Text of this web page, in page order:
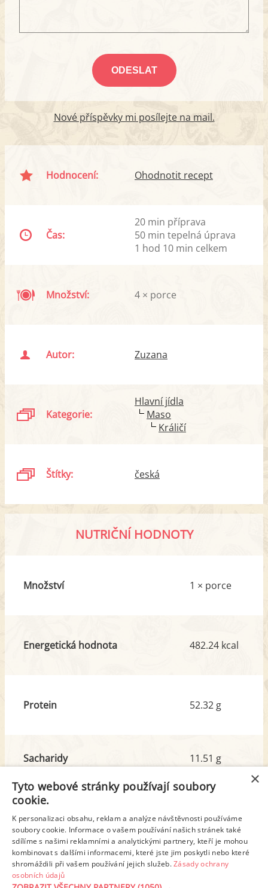
Nové příspěvky mi posílejte na mail.
Hodnocení: Ohodnotit recept
Čas:
20 min příprava
50 min tepelná úprava
1 hod 10 min celkem
Množství: 4 × porce
Autor: Zuzana
Kategorie:
Hlavní jídla
Maso
Králičí
Štítky: česká
NUTRIČNÍ HODNOTY
Množství 1 × porce
Energetická hodnota 482.24 kcal
Protein 52.32 g
Sacharidy
11.51 g
Tuk
z toho nas. mastné kyseliny
25.08 g
11.52 g
Detailní rozpis
×
Tyto webové stránky používají soubory
cookie.
K personalizaci obsahu, reklam a analýze návštěvnosti používáme
soubory cookie. Informace o vašem používání našich stránek také
sdílíme s našimi reklamními a analytickými partnery, kteří je mohou
kombinovat s dalšími informacemi, které jste jim poskytli nebo které
shromáždili při vašem používání jejich služeb.Zásady ochrany
osobních údajů